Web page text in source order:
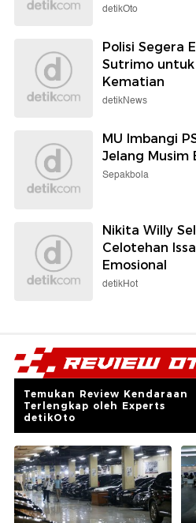
detikOto
Polisi Segera
Sutrimo
Kematian
detikNews
MU Imbangi
Jelang Musim
Sepakbola
Nikita Willy
Celotehan
Emosional
detikHot
Temukan Review Kendaraan
Terlengkap oleh Experts
detikOto